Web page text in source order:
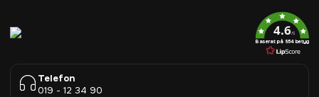
4.6/5
Baserat på 954 betyg
Telefon
019 - 12 34 90